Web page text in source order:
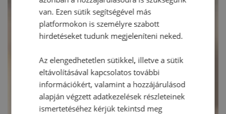
van. Ezen sütik segítségével más
platformokon is személyre szabott
hirdetéseket tudunk megjeleníteni neked.
Az elengedhetetlen sütikkel, illetve a sütik
eltávolításával kapcsolatos további
információkért, valamint a hozzájárulásod
alapján végzett adatkezelések részleteinek
ismertetéséhez kérjük tekintsd meg